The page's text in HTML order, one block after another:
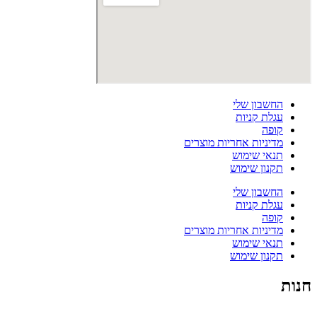
החשבון שלי
עגלת קניות
קופה
מדיניות אחריות מוצרים
תנאי שימוש
תקנון שימוש
החשבון שלי
עגלת קניות
קופה
מדיניות אחריות מוצרים
תנאי שימוש
תקנון שימוש
חנות